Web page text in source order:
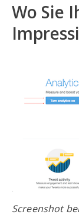
Wo Sie
Screenshot